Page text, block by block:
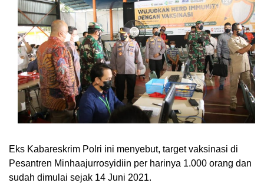
Eks Kabareskrim Polri ini menyebut, target vaksinasi di
Pesantren Minhaajurrosyidiin per harinya 1.000 orang dan
sudah dimulai sejak 14 Juni 2021.